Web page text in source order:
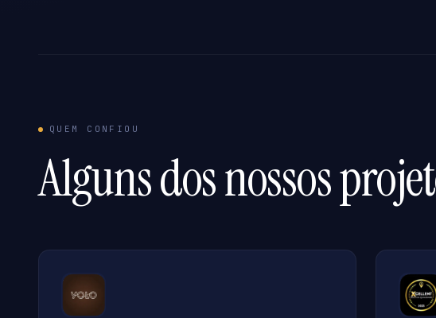
QUEM CONFIOU
Alguns dos nossos